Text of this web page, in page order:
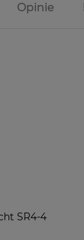
Opinie
SR4-4